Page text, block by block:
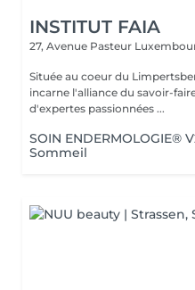
INSTITUT FAIA
27, Avenue Pasteur
Située au coeur du
incarne l'alliance du savoir-faire et de
d'expertes passionnées ...
SOIN ENDERMOLOGIE®
Sommeil